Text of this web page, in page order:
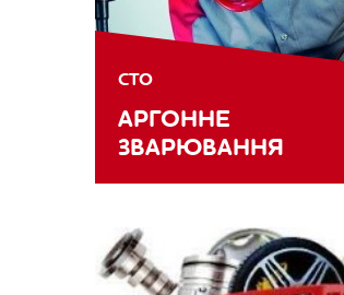
СТО
АРГОННЕ
ЗВАРЮВАННЯ